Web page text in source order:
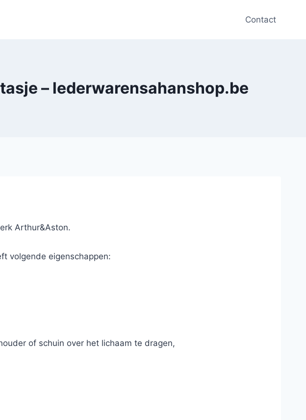
Contact
– lederwarensahanshop.be
Arthur&Aston.
volgende eigenschappen:
of schuin over het lichaam te dragen,